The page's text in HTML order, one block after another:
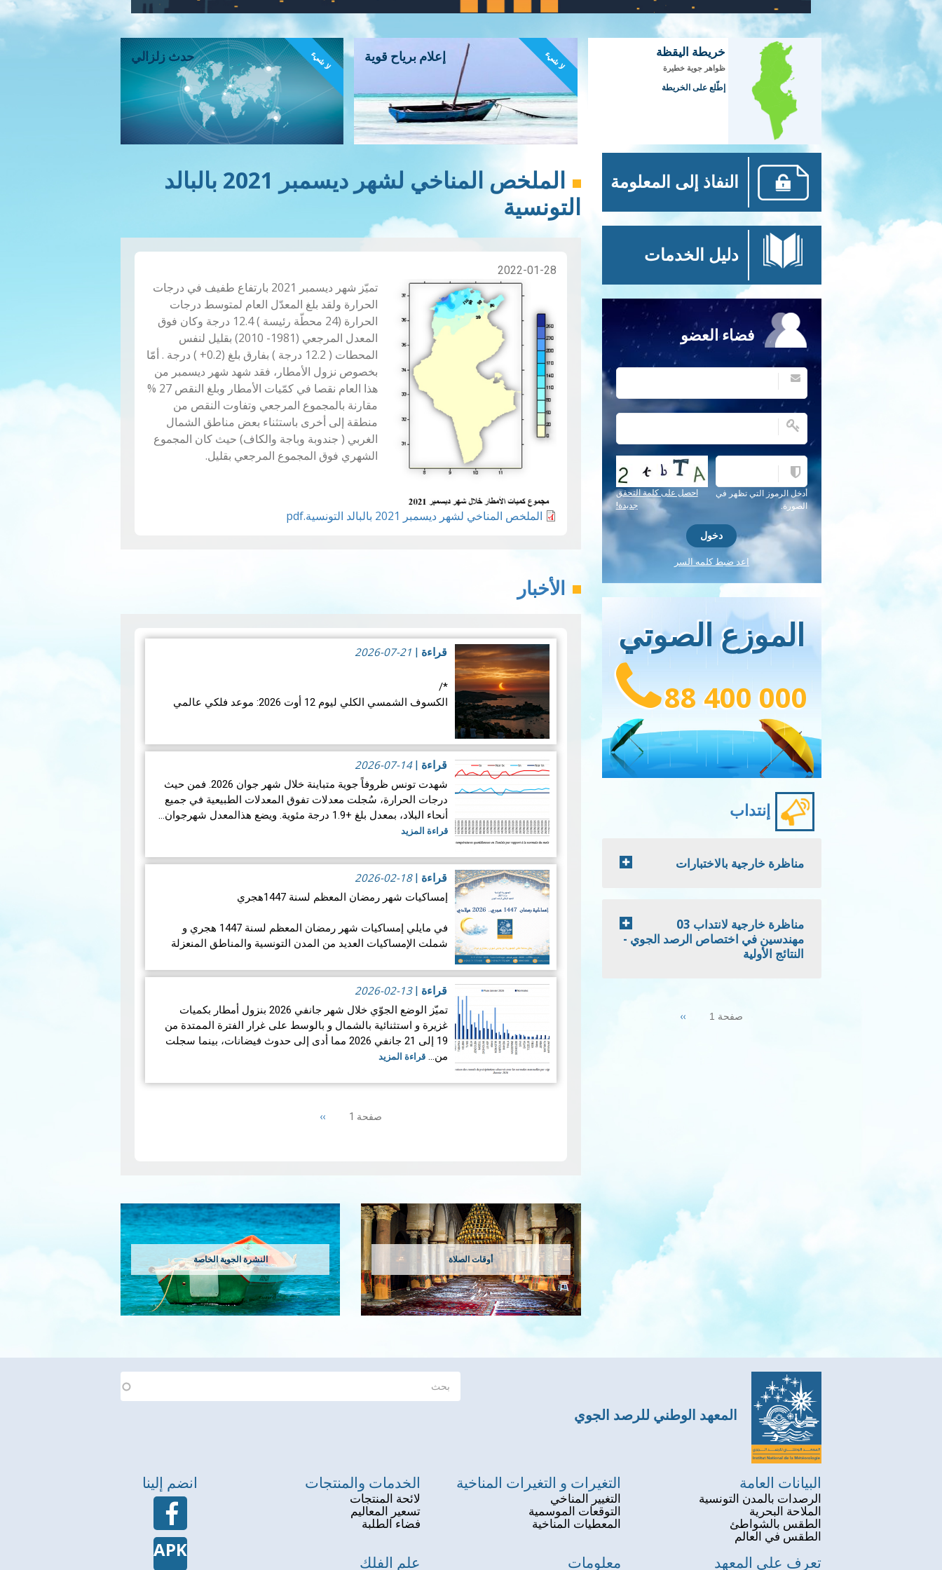
خريطة اليقظة
ظواهر جوية خطيرة
إطّلع على الخريطة
إعلام برياح قوية لا شيء حدث زلزالي لا شيء
الملخص المناخي لشهر ديسمبر 2021 بالبالد
التونسية
2022-01-28
تميّز شهر ديسمبر 2021 بارتفاع طفيف في درجات
الحرارة ولقد بلغ المعدّل العام لمتوسط درجات
الحرارة (24 محطّة رئيسة ) 12.4 درجة وكان فوق
المعدل المرجعي (1981- 2010) بقليل لنفس
المحطات ( 12.2 درجة ) بفارق بلغ (0.2+ ) درجة . أمّا
بخصوص نزول الأمطار، فقد شهد شهر ديسمبر من
هذا العام نقصا في كمّيات الأمطار وبلغ النقص 27 %
مقارنة بالمجموع المرجعي وتفاوت النقص من
منطقة إلى أخرى باستثناء بعض مناطق الشمال
الغربي ( جندوبة وباجة والكاف) حيث كان المجموع
الشهري فوق المجموع المرجعي بقليل.
الملخص المناخي لشهر ديسمبر 2021 بالبالد التونسية.pdf
الأخبار
قراءة |
2026-07-21
*/
الكسوف الشمسي الكلي ليوم 12 أوت 2026: موعد فلكي عالمي
الفلكية: كسوفا كلي للشمس. يُعتبر هذا الكسوف الأول من نوعه ال…
قراءة المزيد
قراءة |
2026-07-14
شهدت تونس ظروفاً جوية متباينة خلال شهر جوان 2026. فمن حيث
درجات الحرارة، سُجلت معدلات تفوق المعدلات الطبيعية في جميع
أنحاء البلاد، بمعدل بلغ +1.9 درجة مئوية. ويضع هذالمعدل شهرجوان…
قراءة المزيد
قراءة |
2026-02-18
إمساكيات شهر رمضان المعظم لسنة 1447هجري
في مايلي إمساكيات شهر رمضان المعظم لسنة 1447 هجري و
شملت الإمساكيات العديد من المدن التونسية والمناطق المنعزلة
قراءة |
2026-02-13
تميّز الوضع الجوّي خلال شهر جانفي 2026 بنزول أمطار بكميات
غزيرة و استثنائية بالشمال و بالوسط على غرار الفترة الممتدة من
19 إلى 21 جانفي 2026 مما أدى إلى حدوث فيضانات، بينما سجلت
من…قراءة المزيد
صفحة 1 Next
››
النشرة الجوية الخاصة أوقات الصلاة
النفاذ إلى المعلومة
دليل الخدمات
فضاء العضو
أدخل الرموز التي تظهر في
الصورة.
احصل على كلمة التحقق
جديدة!
اعد ضبط كلمه السر
الموزع الصوتي
88 400 000
إنتداب
مناظرة خارجية بالاختبارات
مناظرة خارجية لانتداب 03
مهندسين في اختصاص الرصد الجوي -
النتائج الأولية
صفحة 1 Next
››
المعهد الوطني للرصد الجوي
البيانات العامة
الرصدات بالمدن التونسية
الملاحة البحرية
الطقس بالشواطئ
الطقس في العالم
التغيرات و التغيرات المناخية
التغيير المناخي
التوقعات الموسمية
المعطيات المناخية
الخدمات والمنتجات
لائحة المنتجات
تسعير المعاليم
فضاء الطلبة
تعرف على المعهد معلومات علم الفلك
انضم إلينا
APK